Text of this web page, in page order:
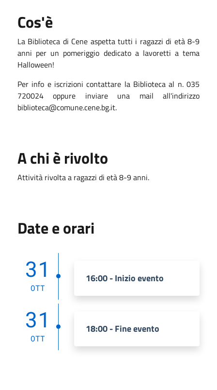
Cos'è
La Biblioteca di Cene aspetta tutti i ragazzi di età 8-9
anni per un pomeriggio dedicato a lavoretti a tema
Halloween!
Per info e iscrizioni contattare la Biblioteca al n. 035
720024 oppure inviare una mail all'indirizzo
biblioteca@comune.cene.bg.it.
A chi è rivolto
Attività rivolta a ragazzi di età 8-9 anni.
Date e orari
31
OTT
16:00 - Inizio evento
31
OTT
18:00 - Fine evento